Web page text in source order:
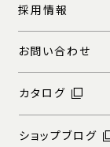
採用情報
お問い合わせ
カタログ
ショップブログ